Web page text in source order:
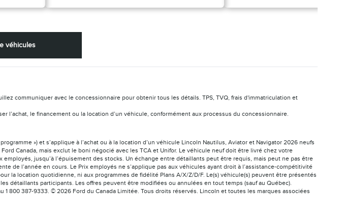
véhicules
communiquer avec le concessionnaire pour obtenir tous les détails. TPS, TVQ, frais d'immatriculation et
le financement ou la location d’un véhicule, conformément aux processus du concessionnaire.
») et s’applique à l’achat ou à la location d’un véhicule Lincoln Nautilus, Aviator et Navigator 2026 neufs
Canada, mais exclut le boni négocié avec les TCA et Unifor. Le véhicule neuf doit être livré chez votre
jusqu’à l’épuisement des stocks. Un échange entre détaillants peut être requis, mais peut ne pas être
de l’année en cours. Le Prix employés ne s’applique pas aux véhicules ayant droit à l’assistance-compétitivité
la location quotidienne, ni aux programmes de fidélité Plans A/X/Z/D/F. Le(s) véhicule(s) peuvent être présentés
détaillants participants. Les offres peuvent être modifiées ou annulées en tout temps (sauf au Québec).
800 387-9333. © 2026 Ford du Canada Limitée. Tous droits réservés. Lincoln et toutes les marques associées